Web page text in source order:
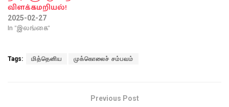
விளக்கமறியல்!
2025-02-27
In "இலங்கை"
Tags: மித்தெனிய முக்கொலைச் சம்பவம்
Previous Post